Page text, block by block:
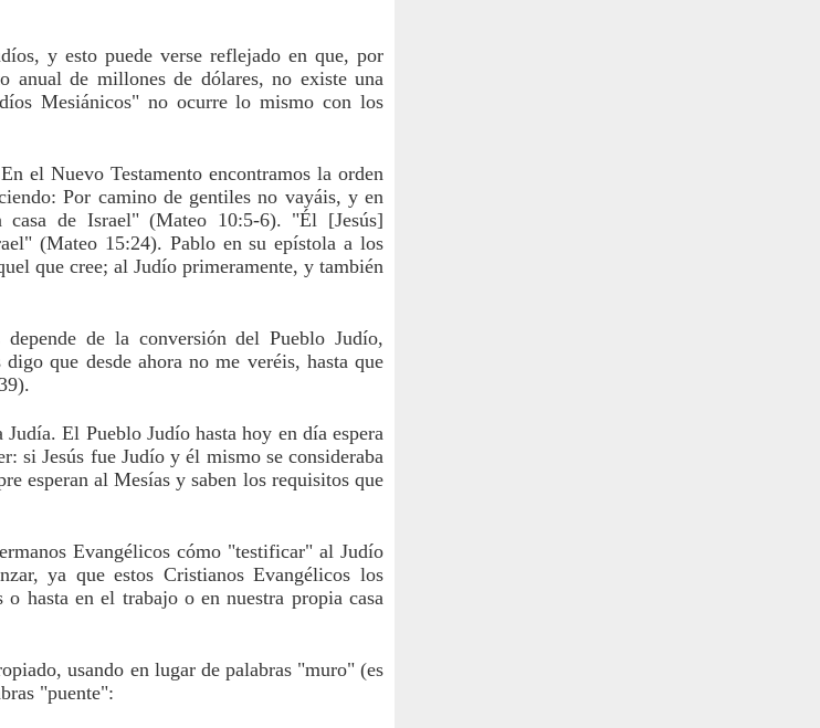
y esto puede verse reflejado en que, por
anual de millones de dólares, no existe una
Mesiánicos" no ocurre lo mismo con los
el Nuevo Testamento encontramos la orden
Por camino de gentiles no vayáis, y en
de Israel" (Mateo 10:5-6). "Él [Jesús]
(Mateo 15:24). Pablo en su epístola a los
que cree; al Judío primeramente, y también
de la conversión del Pueblo Judío,
que desde ahora no me veréis, hasta que
El Pueblo Judío hasta hoy en día espera
si Jesús fue Judío y él mismo se consideraba
esperan al Mesías y saben los requisitos que
Evangélicos cómo "testificar" al Judío
ya que estos Cristianos Evangélicos los
hasta en el trabajo o en nuestra propia casa
usando en lugar de palabras "muro" (es
"puente":